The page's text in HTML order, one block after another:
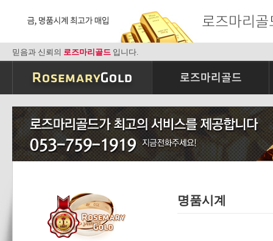
믿음과 신뢰의 로즈마리골드 입니다.
명품시계